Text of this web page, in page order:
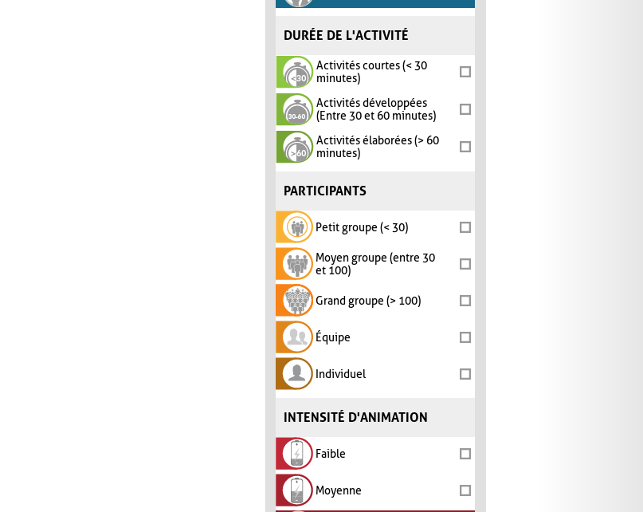
DURÉE DE L'ACTIVITÉ
Activités courtes (< 30
minutes)
Activités développées
(Entre 30 et 60 minutes)
Activités élaborées (> 60
minutes)
PARTICIPANTS
Petit groupe (< 30)
Moyen groupe (entre 30
et 100)
Grand groupe (> 100)
Équipe
Individuel
INTENSITÉ D'ANIMATION
Faible
Moyenne